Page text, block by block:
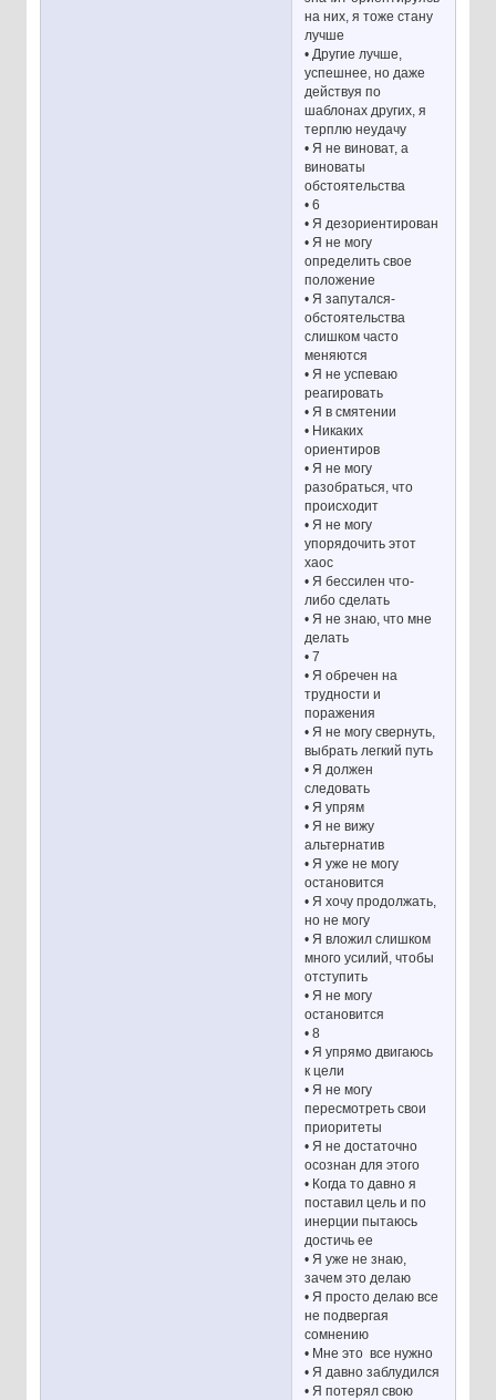
на них, я тоже стану
лучше
• Другие лучше,
успешнее, но даже
действуя по
шаблонах других, я
терплю неудачу
• Я не виноват, а
виноваты
обстоятельства
• 6
• Я дезориентирован
• Я не могу
определить свое
положение
• Я запутался-
обстоятельства
слишком часто
меняются
• Я не успеваю
реагировать
• Я в смятении
• Никаких
ориентиров
• Я не могу
разобраться, что
происходит
• Я не могу
упорядочить этот
хаос
• Я бессилен что-
либо сделать
• Я не знаю, что мне
делать
• 7
• Я обречен на
трудности и
поражения
• Я не могу свернуть,
выбрать легкий путь
• Я должен
следовать
• Я упрям
• Я не вижу
альтернатив
• Я уже не могу
остановится
• Я хочу продолжать,
но не могу
• Я вложил слишком
много усилий, чтобы
отступить
• Я не могу
остановится
• 8
• Я упрямо двигаюсь
к цели
• Я не могу
пересмотреть свои
приоритеты
• Я не достаточно
осознан для этого
• Когда то давно я
поставил цель и по
инерции пытаюсь
достичь ее
• Я уже не знаю,
зачем это делаю
• Я просто делаю все
не подвергая
сомнению
• Мне это все нужно
• Я давно заблудился
• Я потерял свою